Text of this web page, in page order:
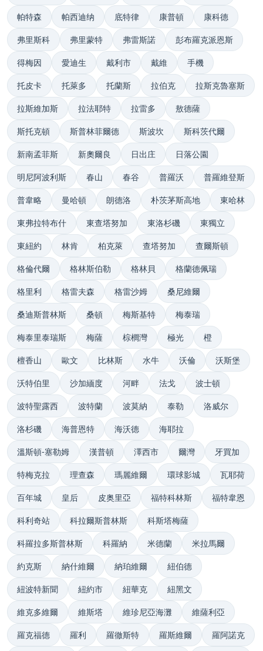
帕特森 帕西迪纳 底特律 康普頓 康科德
弗里斯科 弗里蒙特 弗雷斯諾 彭布羅克派恩斯
得梅因 愛迪生 戴利市 戴維 手機
托皮卡 托萊多 托蘭斯 拉伯克 拉斯克魯塞斯
拉斯維加斯 拉法耶特 拉雷多 敖德薩
斯托克頓 斯普林菲爾德 斯波坎 斯科茨代爾
新南孟菲斯 新奧爾良 日出庄 日落公園
明尼阿波利斯 春山 春谷 普羅沃 普羅維登斯
普韋略 曼哈頓 朗德洛 朴茨茅斯高地 東哈林
東弗拉特布什 東查塔努加 東洛杉磯 東獨立
東紐約 林肯 柏克萊 查塔努加 查爾斯頓
格倫代爾 格林斯伯勒 格林貝 格蘭德佩瑞
格里利 格雷夫森 格雷沙姆 桑尼維爾
桑迪斯普林斯 桑頓 梅斯基特 梅泰瑞
梅泰里泰瑞斯 梅薩 棕櫚灣 極光 橙
檀香山 歐文 比林斯 水牛 沃倫 沃斯堡
沃特伯里 沙加緬度 河畔 法戈 波士頓
波特聖露西 波特蘭 波莫納 泰勒 洛威尔
洛杉磯 海普恩特 海沃德 海耶拉
溫斯頓-塞勒姆 漢普頓 澤西市 爾灣 牙買加
特梅克拉 理查森 瑪麗維爾 環球影城 瓦耶荷
百年城 皇后 皮奥里亞 福特科林斯 福特韋恩
科利奇站 科拉爾斯普林斯 科斯塔梅薩
科羅拉多斯普林斯 科羅納 米德蘭 米拉馬爾
約克斯 納什維爾 納珀維爾 紐伯德
紐波特新聞 紐約市 紐華克 紐黑文
維克多維爾 維斯塔 維珍尼亞海灘 維薩利亞
羅克福德 羅利 羅徹斯特 羅斯維爾 羅阿諾克